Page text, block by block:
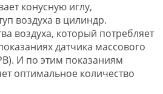
конусную иглу,
воздуха в цилиндр.
воздуха, который потребляет
датчика массового
И по этим показаниям
оптимальное количество